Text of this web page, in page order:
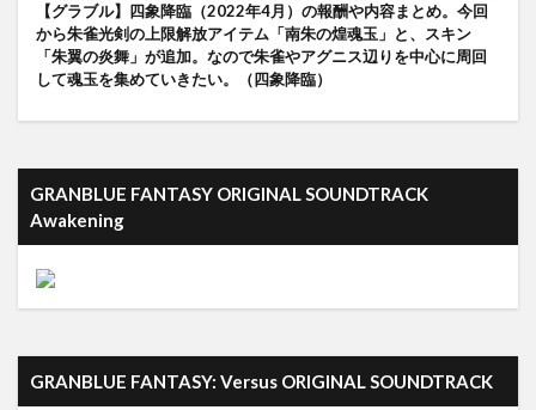
【グラブル】四象降臨（2022年4月）の報酬や内容まとめ。今回
から朱雀光剣の上限解放アイテム「南朱の煌魂玉」と、スキン
「朱翼の炎舞」が追加。なので朱雀やアグニス辺りを中心に周回
して魂玉を集めていきたい。（四象降臨）
GRANBLUE FANTASY ORIGINAL SOUNDTRACK
Awakening
GRANBLUE FANTASY: Versus ORIGINAL SOUNDTRACK